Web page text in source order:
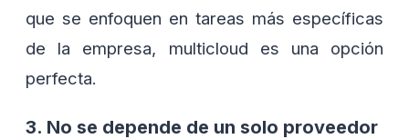
que se enfoquen en tareas más específicas
de la empresa, multicloud es una opción
perfecta.
3. No se depende de un solo proveedor